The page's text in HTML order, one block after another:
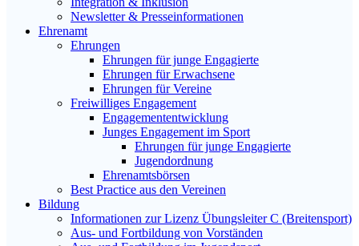
Newsletter & Presseinformationen
Ehrenamt
Ehrungen
Ehrungen für junge Engagierte
Ehrungen für Erwachsene
Ehrungen für Vereine
Freiwilliges Engagement
Engagemententwicklung
Junges Engagement im Sport
Ehrungen für junge Engagierte
Jugendordnung
Ehrenamtsbörsen
Best Practice aus den Vereinen
Bildung
Informationen zur Lizenz Übungsleiter C (Breitensport)
Aus- und Fortbildung von Vorständen